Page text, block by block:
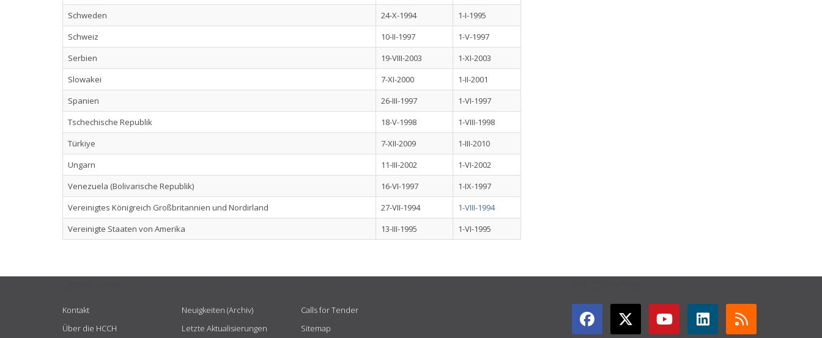
Schweden
24-X-1994
1-I-1995
Schweiz
10-II-1997
1-V-1997
Serbien
19-VIII-2003
1-XI-2003
Slowakei
7-XI-2000
1-II-2001
Spanien
26-III-1997
1-VI-1997
Tschechische Republik
18-V-1998
1-VIII-1998
Türkiye
7-XII-2009
1-III-2010
Ungarn
11-III-2002
1-VI-2002
Venezuela (Bolivarische Republik)
16-VI-1997
1-IX-1997
Vereinigtes Königreich Großbritannien und Nordirland
27-VII-1994
1-VIII-1994
Vereinigte Staaten von Amerika
13-III-1995 1-VI-1995
Kontakt
Über die HCCH
Neuigkeiten (Archiv)
Letzte Aktualisierungen
Calls for Tender
Sitemap